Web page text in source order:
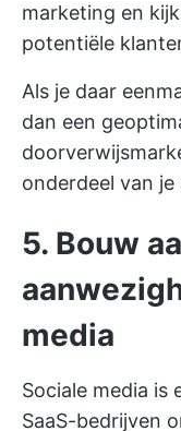
marketing en
potentiële
Als je daar
dan een
onderdeel van
5. Bouw
media
Sociale media is
SaaS-bedrijven